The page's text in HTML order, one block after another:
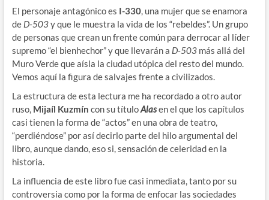
El personaje antagónico es I-330, una mujer que se enamora
de D-503y que le muestra la vida de los “rebeldes”. Un grupo
de personas que crean un frente común para derrocar al líder
supremo “el bienhechor” y que llevarán a D-503más allá del
Muro Verde que aísla la ciudad utópica del resto del mundo.
Vemos aquí la figura de salvajes frente a civilizados.
La estructura de esta lectura me ha recordado a otro autor
ruso, Mijaíl Kuzmín con su títuloAlasen el que los capítulos
casi tienen la forma de “actos” en una obra de teatro,
“perdiéndose” por así decirlo parte del hilo argumental del
libro, aunque dando, eso si, sensación de celeridad en la
historia.
La influencia de este libro fue casi inmediata, tanto por su
controversia como por la forma de enfocar las sociedades